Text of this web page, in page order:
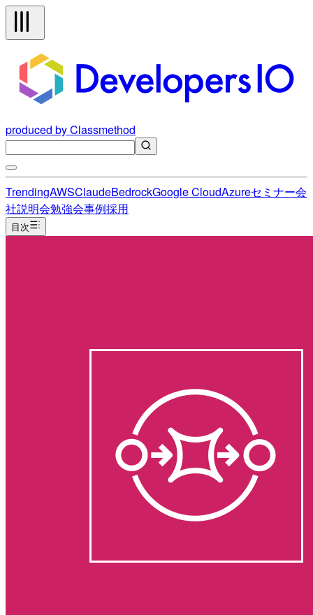
produced by Classmethod
TrendingAWSClaudeBedrockGoogle CloudAzureセミナー会
社説明会勉強会事例採用
目次